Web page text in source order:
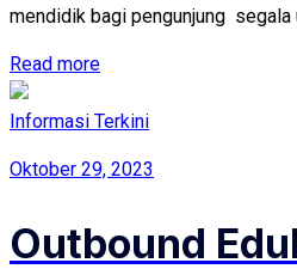
mendidik bagi pengunjung segala
Read more
Informasi Terkini
Oktober 29, 2023
Outbound